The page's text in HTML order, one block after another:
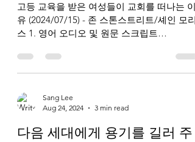
고등 교육을 받은 여성들이 교회를 떠나는 이
유 (2024/07/15) - 존 스톤스트리트/셰인 모리
스 1. 영어 오디오 및 원문 스크립트
educated-women.../ 2. 한국어...
Sang Lee
Aug 24, 2024
3 min read
다음 세대에게 용기를 길러 주